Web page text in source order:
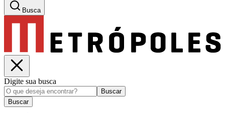
Busca
Digite sua busca
Buscar
Buscar